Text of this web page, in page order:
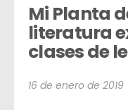
Mi Planta
literatura
clases de
16 de enero de 2019